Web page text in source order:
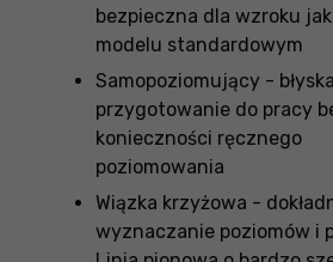
bezpieczna dla wzroku
modelu standardowym
Samopoziomujący -
przygotowanie do pracy
konieczności ręcznego
poziomowania
Wiązka krzyżowa -
wyznaczanie poziomów i